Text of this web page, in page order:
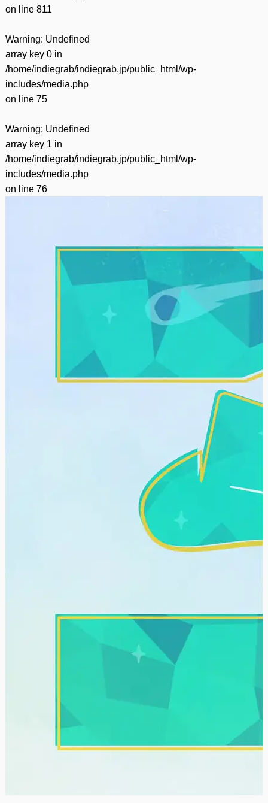
on line 811
Warning: Undefined
array key 0 in
/home/indiegrab/indiegrab.jp/public_html/wp-
includes/media.php
on line 75
Warning: Undefined
array key 1 in
/home/indiegrab/indiegrab.jp/public_html/wp-
includes/media.php
on line 76